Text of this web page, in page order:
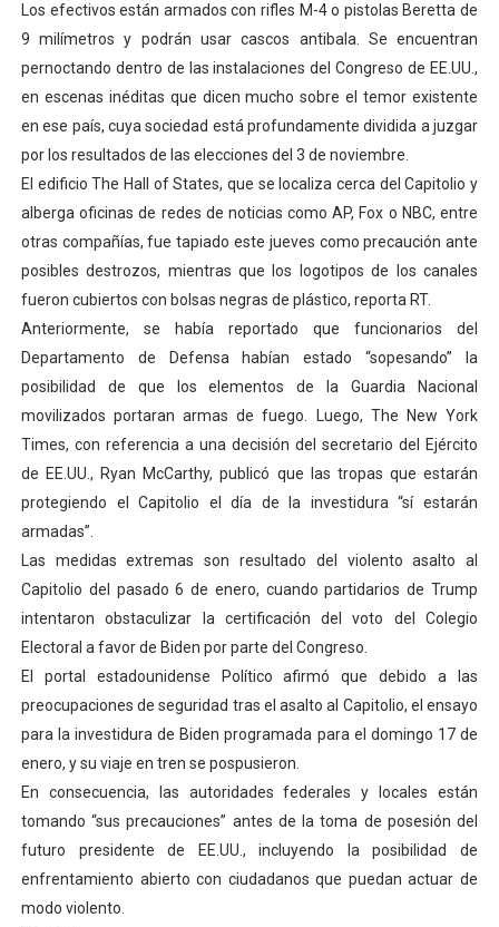
Los efectivos están armados con rifles M-4 o pistolas Beretta de
9 milímetros y podrán usar cascos antibala. Se encuentran
pernoctando dentro de las instalaciones del Congreso de EE.UU.,
en escenas inéditas que dicen mucho sobre el temor existente
en ese país, cuya sociedad está profundamente dividida a juzgar
por los resultados de las elecciones del 3 de noviembre.
El edificio The Hall of States, que se localiza cerca del Capitolio y
alberga oficinas de redes de noticias como AP, Fox o NBC, entre
otras compañías, fue tapiado este jueves como precaución ante
posibles destrozos, mientras que los logotipos de los canales
fueron cubiertos con bolsas negras de plástico, reporta RT.
Anteriormente, se había reportado que funcionarios del
Departamento de Defensa habían estado “sopesando” la
posibilidad de que los elementos de la Guardia Nacional
movilizados portaran armas de fuego. Luego, The New York
Times, con referencia a una decisión del secretario del Ejército
de EE.UU., Ryan McCarthy, publicó que las tropas que estarán
protegiendo el Capitolio el día de la investidura “sí estarán
armadas”.
Las medidas extremas son resultado del violento asalto al
Capitolio del pasado 6 de enero, cuando partidarios de Trump
intentaron obstaculizar la certificación del voto del Colegio
Electoral a favor de Biden por parte del Congreso.
El portal estadounidense Político afirmó que debido a las
preocupaciones de seguridad tras el asalto al Capitolio, el ensayo
para la investidura de Biden programada para el domingo 17 de
enero, y su viaje en tren se pospusieron.
En consecuencia, las autoridades federales y locales están
tomando “sus precauciones” antes de la toma de posesión del
futuro presidente de EE.UU., incluyendo la posibilidad de
enfrentamiento abierto con ciudadanos que puedan actuar de
modo violento.